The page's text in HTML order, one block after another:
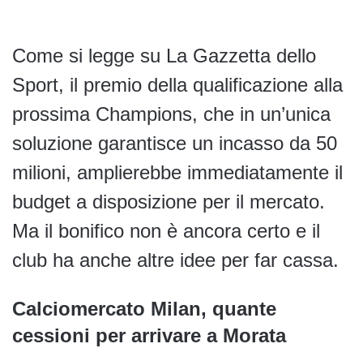
Come si legge su La Gazzetta dello
Sport, il premio della qualificazione alla
prossima Champions, che in un’unica
soluzione garantisce un incasso da 50
milioni, amplierebbe immediatamente il
budget a disposizione per il mercato.
Ma il bonifico non è ancora certo e il
club ha anche altre idee per far cassa.
Calciomercato Milan, quante
cessioni per arrivare a Morata